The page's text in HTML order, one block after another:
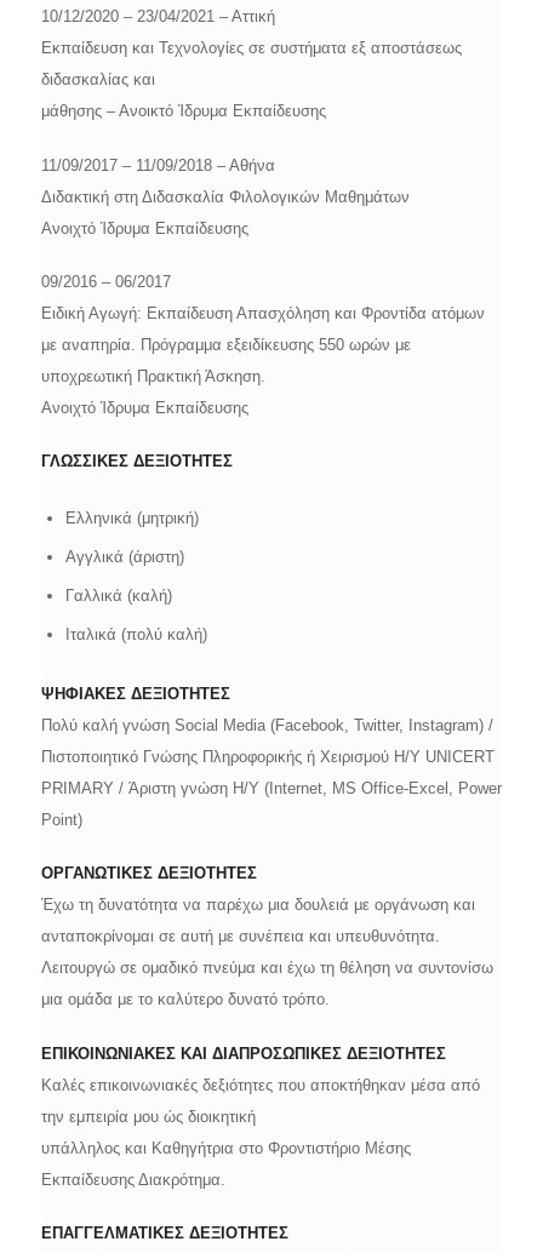
10/12/2020 – 23/04/2021 – Αττική
Εκπαίδευση και Τεχνολογίες σε συστήματα εξ αποστάσεως
διδασκαλίας και
μάθησης – Ανοικτό Ίδρυμα Εκπαίδευσης
11/09/2017 – 11/09/2018 – Αθήνα
Διδακτική στη Διδασκαλία Φιλολογικών Μαθημάτων
Ανοιχτό Ίδρυμα Εκπαίδευσης
09/2016 – 06/2017
Ειδική Αγωγή: Eκπαίδευση Απασχόληση και Φροντίδα ατόμων
με αναπηρία. Πρόγραμμα εξειδίκευσης 550 ωρών με
υποχρεωτική Πρακτική Άσκηση.
Ανοιχτό Ίδρυμα Εκπαίδευσης
ΓΛΩΣΣΙΚΕΣ ΔΕΞΙΟΤΗΤΕΣ
Ελληνικά (μητρική)
Αγγλικά (άριστη)
Γαλλικά (καλή)
Ιταλικά (πολύ καλή)
ΨΗΦΙΑΚΕΣ ΔΕΞΙΟΤΗΤΕΣ
Πολύ καλή γνώση Social Media (Facebook, Twitter, Instagram) /
Πιστοποιητικό Γνώσης Πληροφορικής ή Χειρισμού Η/Υ UNICERT
PRIMARY / Άριστη γνώση Η/Υ (Internet, MS Office-Excel, Power
Point)
ΟΡΓΑΝΩΤΙΚΕΣ ΔΕΞΙΟΤΗΤΕΣ
Έχω τη δυνατότητα να παρέχω μια δουλειά με οργάνωση και
ανταποκρίνομαι σε αυτή με συνέπεια και υπευθυνότητα.
Λειτουργώ σε ομαδικό πνεύμα και έχω τη θέληση να συντονίσω
μια ομάδα με το καλύτερο δυνατό τρόπο.
ΕΠΙΚΟΙΝΩΝΙΑΚΕΣ ΚΑΙ ΔΙΑΠΡΟΣΩΠΙΚΕΣ ΔΕΞΙΟΤΗΤΕΣ
Kαλές επικοινωνιακές δεξιότητες που αποκτήθηκαν μέσα από
την εμπειρία μου ώς διοικητική
υπάλληλος και Καθηγήτρια στο Φροντιστήριο Μέσης
Εκπαίδευσης Διακρότημα.
ΕΠΑΓΓΕΛΜΑΤΙΚΕΣ ΔΕΞΙΟΤΗΤΕΣ